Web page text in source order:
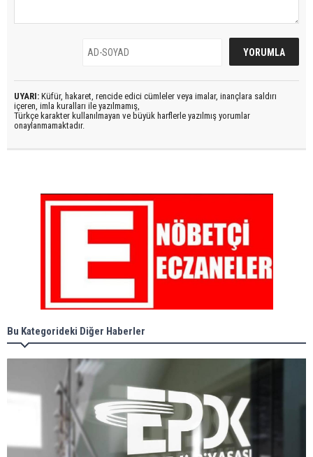
UYARI: Küfür, hakaret, rencide edici cümleler veya imalar, inançlara saldırı
içeren, imla kuralları ile yazılmamış,
Türkçe karakter kullanılmayan ve büyük harflerle yazılmış yorumlar
onaylanmamaktadır.
Bu Kategorideki Diğer Haberler